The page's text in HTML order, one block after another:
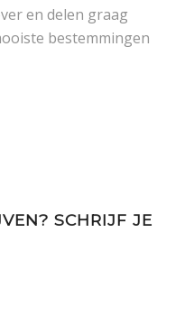
en delen graag
bestemmingen
SCHRIJF JE